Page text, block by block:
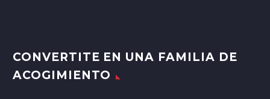
CONVERTITE EN UNA FAMILIA DE
ACOGIMIENTO